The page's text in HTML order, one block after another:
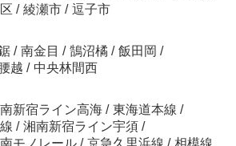
/ 綾瀬市 / 逗子市
/ 南金目 / 鵠沼橘 / 飯田岡 /
越 / 中央林間西
新宿ライン高海 / 東海道本線 /
/ 湘南新宿ライン宇須 /
モノレール / 京急久里浜線 / 相模線